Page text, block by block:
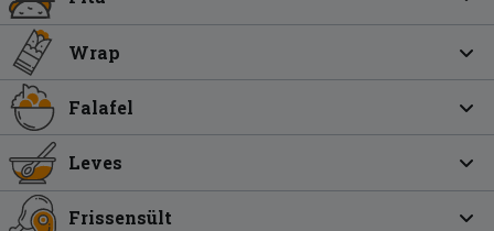
Wrap
Falafel
Leves
Frissensült